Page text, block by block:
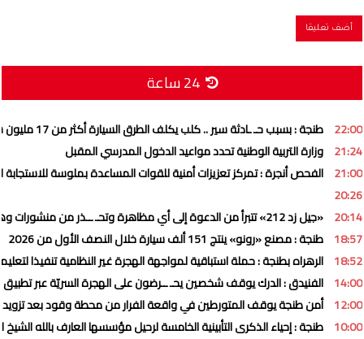
24 ساعة
22:00 طنجة : بسبب حـ ـادثة سير .. كلب يكلف الطرق السيارة أكثر من 17 مليون سنتيم
21:24 وزارة التربية الوطنية تحدد مواعيد الدخول المدرسي المقبل
21:00 الفحص أنجرة : تمركز تعزيزات أمنية للقوات المساعدة بملوسة للاستجابة
20:26
20:14 «جيل زد 212» تتبرأ من الدعوة إلى أي مظاهرة وتحـ ــذر من منشورات وهمية
18:57 طنجة : مصنع «رونو» ينتج 151 ألف سيارة خلال النصف الأول من 2026
18:52 الرهراه بطنجة : حملة استباقية لمواجهة الهجرة غير النظامية تنفيذا
14:00 الفنيدق : الدرك يوقف شخصين يحـ ــرضون على الهجرة السريّة عبر تطبيق
12:00 أمن طنجة يوقف المتورطين في واقعة الفرار من محطة وقود بعد تزويد
10:00 طنجة : إحياء الذكرى التأبينية الخامسة لرحيل مؤسسها العارف بالله